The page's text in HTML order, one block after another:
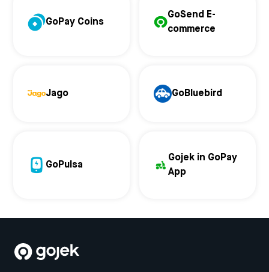
GoPay Coins
GoSend E-
commerce
Jago GoBluebird
GoPulsa
Gojek in GoPay
App